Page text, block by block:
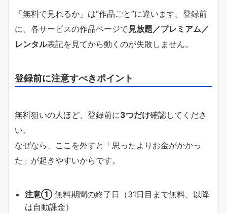
「無料で見れるか」は“作品ごと”に違います。登録前
に、各サービスの作品ページで見放題／プレミアム／
レンタル表記を見てから動くのが失敗しません。
登録前に注意すべきポイント
無料狙いの人ほど、登録前に3つだけ確認してくださ
い。
なぜなら、ここを外すと「思ったよりお金がかかっ
た」が起きやすいからです。
注意① 無料期間の終了日（31日目まで無料、以降
は自動課金）